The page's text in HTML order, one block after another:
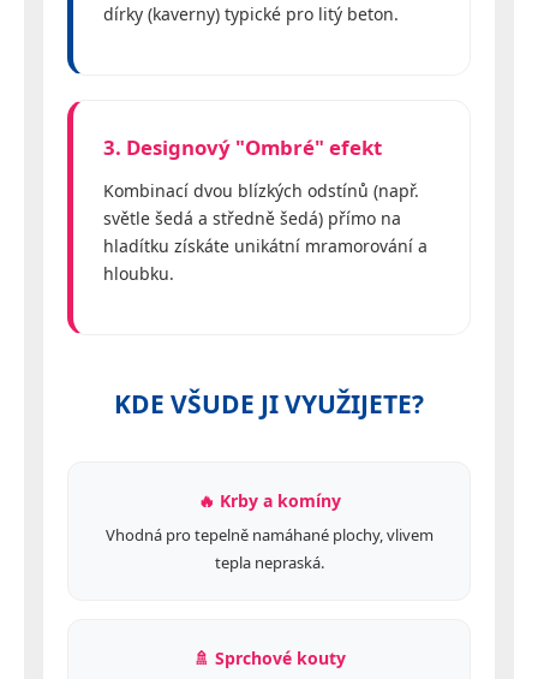
dírky (kaverny) typické pro litý beton.
3. Designový "Ombré" efekt
Kombinací dvou blízkých odstínů (např.
světle šedá a středně šedá) přímo na
hladítku získáte unikátní mramorování a
hloubku.
KDE VŠUDE JI VYUŽIJETE?
🔥 Krby a komíny
Vhodná pro tepelně namáhané plochy, vlivem
tepla nepraská.
🚿 Sprchové kouty